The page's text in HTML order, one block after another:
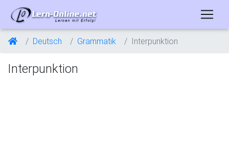
Deutsch Grammatik Interpunktion
Interpunktion